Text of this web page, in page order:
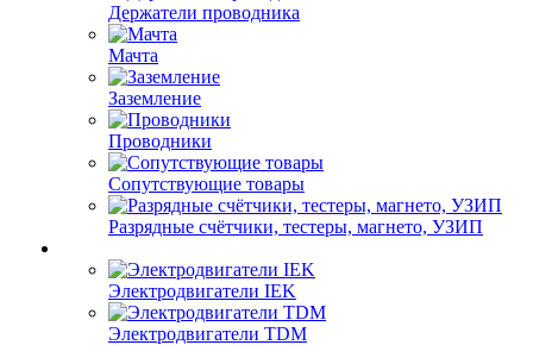
Держатели проводника
Мачта
Заземление
Проводники
Сопутствующие товары
Разрядные счётчики, тестеры, магнето, УЗИП
Электродвигатели IEK
Электродвигатели TDM